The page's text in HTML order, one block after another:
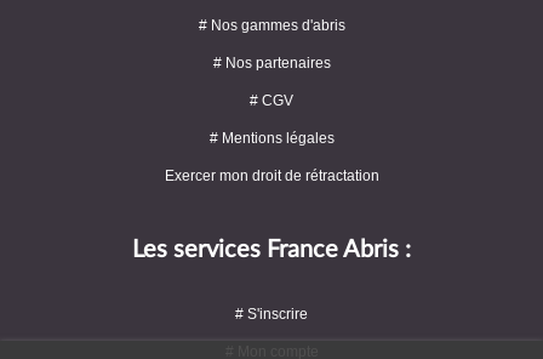
# Nos gammes d'abris
# Nos partenaires
# CGV
# Mentions légales
Exercer mon droit de rétractation
Les services France Abris :
# S'inscrire